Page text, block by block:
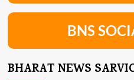
BNS
BHARAT NEWS